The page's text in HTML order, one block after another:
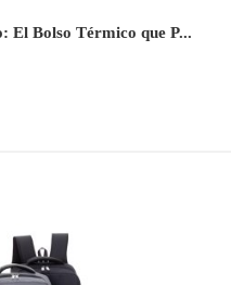
El Bolso Térmico que P...